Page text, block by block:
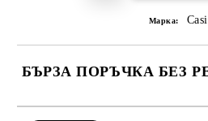
Марка:
БЪРЗА ПОРЪЧКА БЕЗ